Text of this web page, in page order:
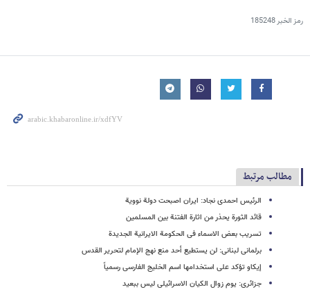
رمز الخبر185248
مطالب مرتبط
الرئیس احمدی نجاد: ایران اصبحت دولة نوویة
قائد الثورة یحذر من اثارة الفتنة بین المسلمین
تسریب بعض الاسماء فی الحکومة الایرانیة الجدیدة
برلمانی لبنانی: لن یستطیع أحد منع نهج الإمام لتحریر القدس
إیکاو تؤکد على استخدامها اسم الخلیج الفارسی رسمیاً
جزائری: یوم زوال الکیان الاسرائیلی لیس ببعید